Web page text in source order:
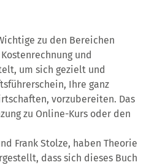
zu den Bereichen
und
um sich gezielt und
Ihre ganz
vorzubereiten. Das
zu Online-Kurs oder den
Frank Stolze, haben Theorie
dass sich dieses Buch